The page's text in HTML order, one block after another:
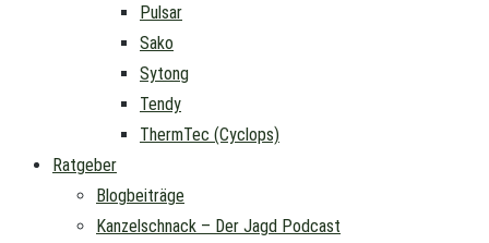
Pulsar
Sako
Sytong
Tendy
ThermTec (Cyclops)
Ratgeber
Blogbeiträge
Kanzelschnack – Der Jagd Podcast